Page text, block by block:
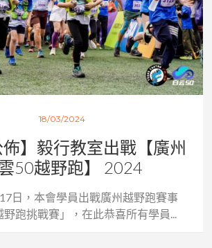
18/03/2024
佈】毅行教室出戰【廣州
50越野跑】 2024
日，本會學員出戰廣州越野跑賽事
野跑挑戰賽」，在此恭喜所有學員...